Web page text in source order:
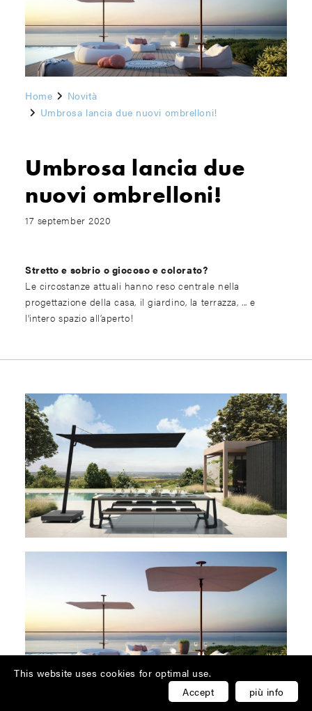
This website uses cookies for optimal use.
Accept
più info
Home
Novità
Umbrosa lancia due nuovi ombrelloni!
Umbrosa lancia due
nuovi ombrelloni!
17 september 2020
Stretto e sobrio o giocoso e colorato?
Le circostanze attuali hanno reso centrale nella
progettazione della casa, il giardino, la terrazza, ... e
l'intero spazio all’aperto!